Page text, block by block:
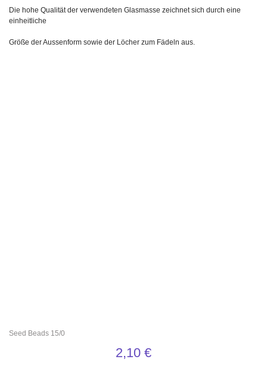
Die hohe Qualität der verwendeten Glasmasse zeichnet sich durch eine
einheitliche
Größe der Aussenform sowie der Löcher zum Fädeln aus.
Seed Beads 15/0
2,10 €